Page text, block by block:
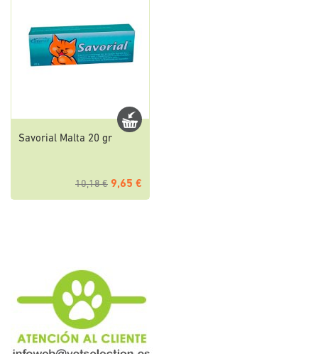
Savorial Malta 20 gr
10,18 € 9,65 €